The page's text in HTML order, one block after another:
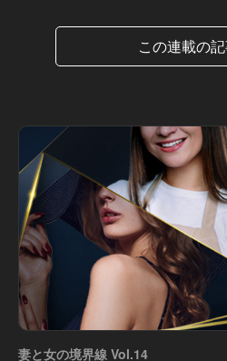
この連載の
妻と女の境界線 Vol.14